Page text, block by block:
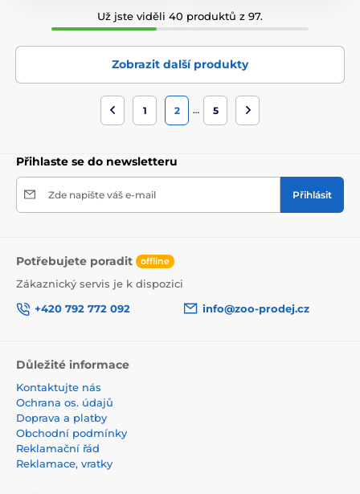
Už jste viděli 40 produktů z 97.
Zobrazit další produkty
1 2 … 5
Přihlaste se do newsletteru
Zde napište váš e-mail Přihlásit
Potřebujete poradit offline
Zákaznický servis je k dispozici
+420 792 772 092
info@zoo-prodej.cz
Důležité informace
Kontaktujte nás
Ochrana os. údajů
Doprava a platby
Obchodní podmínky
Reklamační řád
Reklamace, vratky